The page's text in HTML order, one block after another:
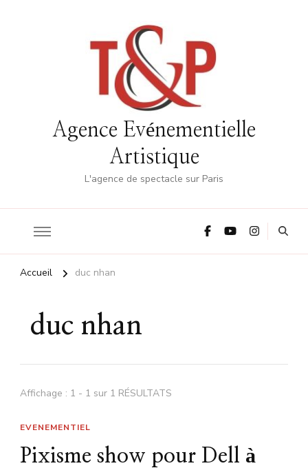
Agence Evénementielle
Artistique
L'agence de spectacle sur Paris
Accueil duc nhan
duc nhan
Affichage : 1 - 1 sur 1 RÉSULTATS
EVENEMENTIEL
Pixisme show pour Dell à